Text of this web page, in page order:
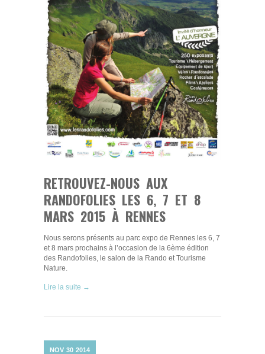
RETROUVEZ-NOUS AUX
RANDOFOLIES LES 6, 7 ET 8
MARS 2015 À RENNES
Nous serons présents au parc expo de Rennes les 6, 7
et 8 mars prochains à l’occasion de la 6ème édition
des Randofolies, le salon de la Rando et Tourisme
Nature.
Lire la suite →
NOV 30 2014